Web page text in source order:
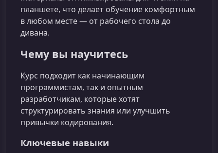
планшете, что делает обучение комфортным
в любом месте — от рабочего стола до
дивана.
Чему вы научитесь
Курс подходит как начинающим
программистам, так и опытным
разработчикам, которые хотят
структурировать знания или улучшить
привычки кодирования.
Ключевые навыки